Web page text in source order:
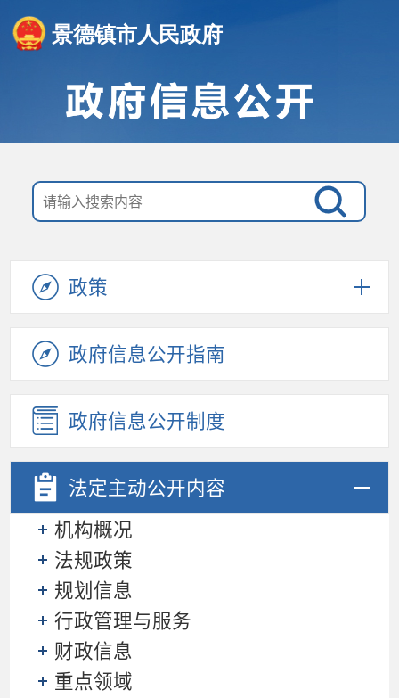
景德镇市人民政府
政策
政府信息公开指南
政府信息公开制度
法定主动公开内容
机构概况
法规政策
规划信息
行政管理与服务
财政信息
重点领域